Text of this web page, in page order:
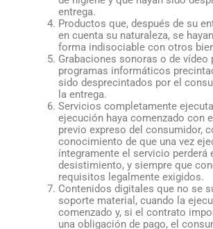
entrega.
Productos que, después de su
en cuenta su naturaleza, se
forma indisociable con otros
Grabaciones sonoras o de vídeo
programas informáticos
sido desprecintados por el
la entrega.
Servicios completamente
ejecución haya comenzado con
previo expreso del consumidor,
conocimiento de que una vez
íntegramente el servicio perderá
desistimiento, y siempre que
requisitos legalmente exigidos.
Contenidos digitales que no se
soporte material, cuando la
comenzado y, si el contrato
una obligación de pago, el